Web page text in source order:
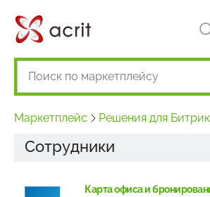
Маркетплейс Решения для
Сотрудники
Карта офиса и